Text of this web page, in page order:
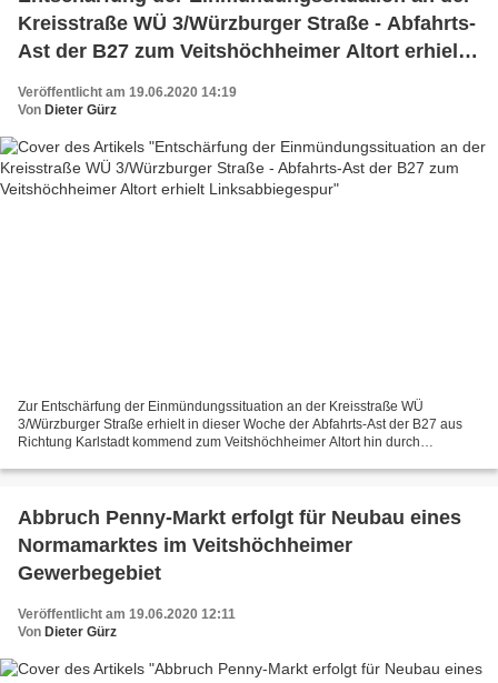
Kreisstraße WÜ 3/Würzburger Straße - Abfahrts-
Ast der B27 zum Veitshöchheimer Altort erhielt
Veröffentlicht am 19.06.2020 14:19
Von Dieter Gürz
Zur Entschärfung der Einmündungssituation an der Kreisstraße WÜ
3/Würzburger Straße erhielt in dieser Woche der Abfahrts-Ast der B27 aus
Richtung Karlstadt kommend zum Veitshöchheimer Altort hin durch
Abbruch Penny-Markt erfolgt für Neubau eines
Normamarktes im Veitshöchheimer
Gewerbegebiet
Veröffentlicht am 19.06.2020 12:11
Von Dieter Gürz